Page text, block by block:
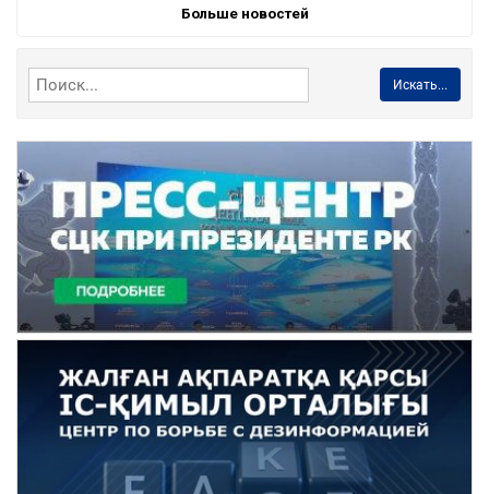
Больше новостей
Искать...